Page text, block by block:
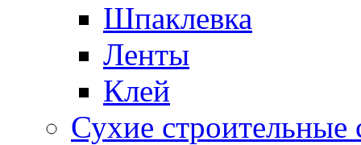
Шпаклевка
Ленты
Клей
Сухие